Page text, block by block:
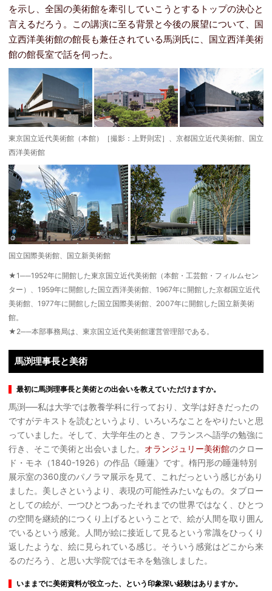
を示し、全国の美術館を牽引していこうとするトップの決心と
言えるだろう。この講演に至る背景と今後の展望について、国
立西洋美術館の館長も兼任されている馬渕氏に、国立西洋美術
館の館長室で話を伺った。
東京国立近代美術館（本館）［撮影：上野則宏］、京都国立近代美術館、国立
西洋美術館
国立国際美術館、国立新美術館
★1──1952年に開館した東京国立近代美術館（本館・工芸館・フィルムセン
ター）、1959年に開館した国立西洋美術館、1967年に開館した京都国立近代
美術館、1977年に開館した国立国際美術館、2007年に開館した国立新美術
館。
★2──本部事務局は、東京国立近代美術館運営管理部である。
馬渕理事長と美術
最初に馬渕理事長と美術との出会いを教えていただけますか。
馬渕──私は大学では教養学科に行っており、文学は好きだったの
ですがテキストを読むというより、いろいろなことをやりたいと思
っていました。そして、大学年生のとき、フランスへ語学の勉強に
行き、そこで美術と出会いました。 オランジュリー美術館のクロー
ド・モネ（1840-1926）の作品《睡蓮》です。楕円形の睡蓮特別
展示室の360度のパノラマ展示を見て、これだっという感じがあり
ました。美しさというより、表現の可能性みたいなもの。タブロー
としての絵が、一つひとつあったそれまでの世界ではなく、ひとつ
の空間を継続的につくり上げるということで、絵が人間を取り囲ん
でいるという感覚。人間が絵に接近して見るという常識をひっくり
返したような、絵に見られている感じ。そういう感覚はどこから来
るのだろう、と思い大学院ではモネを勉強しました。
いままでに美術資料が役立った、という印象深い経験はありますか。